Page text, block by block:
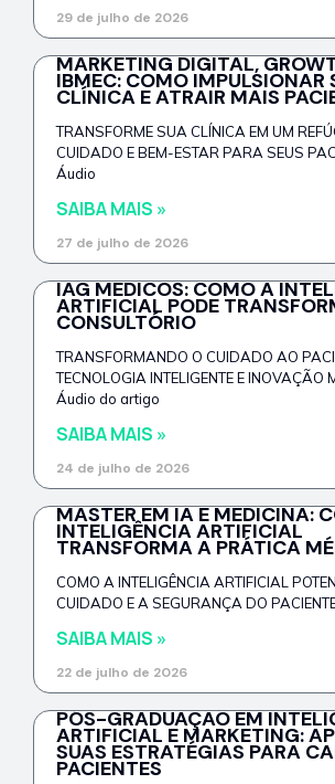
29 de julho de 2026
MARKETING DIGITAL,
IBMEC: COMO IMPULSIONAR
CLÍNICA E ATRAIR MAIS
TRANSFORME SUA CLÍNICA EM UM
CUIDADO E BEM-ESTAR PARA SEUS
Áudio
SAIBA MAIS »
27 de julho de 2026
IAG MÉDICOS: COMO A
ARTIFICIAL PODE
CONSULTÓRIO
TRANSFORMANDO O CUIDADO AO
TECNOLOGIA INTELIGENTE E INOVAÇÃO
Áudio do artigo
SAIBA MAIS »
24 de julho de 2026
MASTER EM IA E MEDICINA:
INTELIGÊNCIA ARTIFICIAL
TRANSFORMA A PRÁTICA
COMO A INTELIGÊNCIA ARTIFICIAL
CUIDADO E A SEGURANÇA DO
SAIBA MAIS »
22 de julho de 2026
PÓS-GRADUAÇÃO EM
ARTIFICIAL E MARKETING:
SUAS ESTRATÉGIAS PARA
PACIENTES